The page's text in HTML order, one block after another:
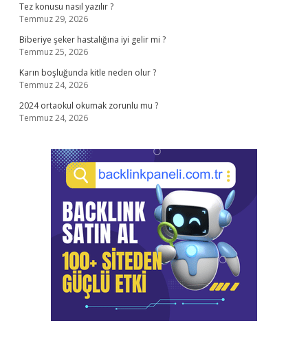
Tez konusu nasıl yazılır ?
Temmuz 29, 2026
Biberiye şeker hastalığına iyi gelir mi ?
Temmuz 25, 2026
Karın boşluğunda kitle neden olur ?
Temmuz 24, 2026
2024 ortaokul okumak zorunlu mu ?
Temmuz 24, 2026